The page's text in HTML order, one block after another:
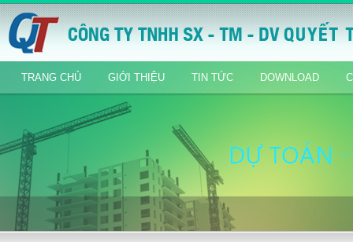
TRANG CHỦ GIỚI THIỆU TIN TỨC DOWNLOAD